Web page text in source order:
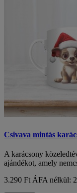
Csivava mintás
A karácsony
ajándékot, amely
3.290 Ft ÁFA nélkül: